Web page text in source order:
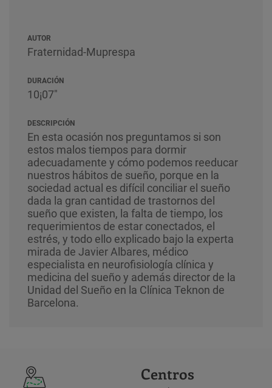
AUTOR
Fraternidad-Muprespa
DURACIÓN
10¡07"
DESCRIPCIÓN
En esta ocasión nos preguntamos si son
estos malos tiempos para dormir
adecuadamente y cómo podemos reeducar
nuestros hábitos de sueño, porque en la
sociedad actual es difícil conciliar el sueño
dada la gran cantidad de trastornos del
sueño que existen, la falta de tiempo, los
requerimientos de estar conectados, el
estrés, y todo ello explicado bajo la experta
mirada de Javier Albares, médico
especialista en neurofisiología clínica y
medicina del sueño y además director de la
Unidad del Sueño en la Clínica Teknon de
Barcelona.
Centros